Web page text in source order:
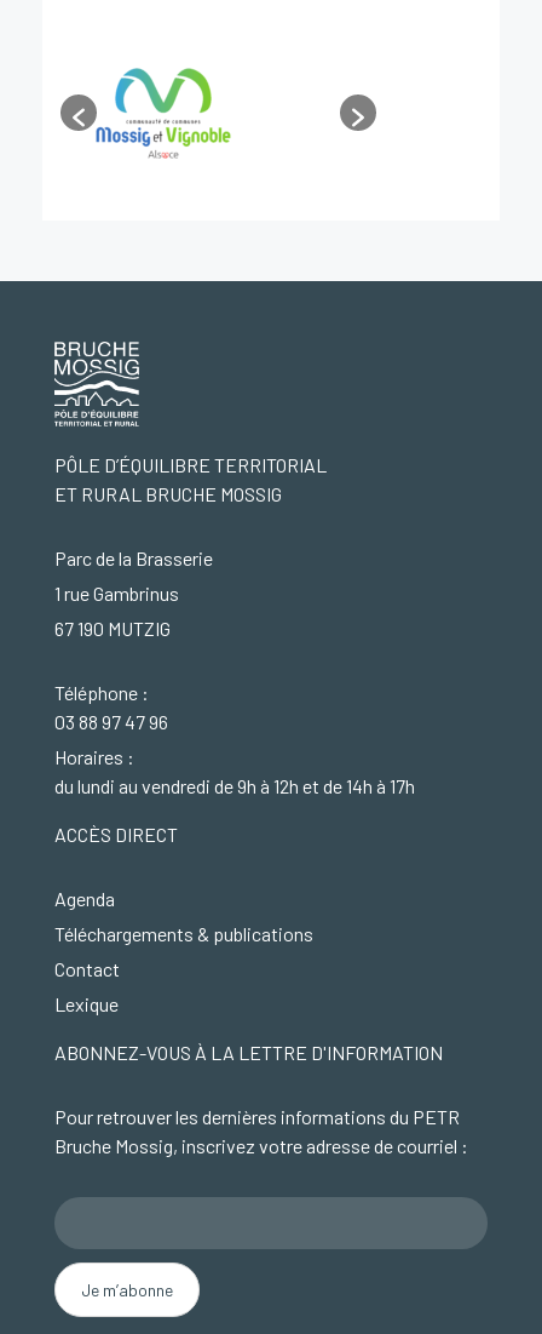
PÔLE D’ÉQUILIBRE TERRITORIAL
ET RURAL BRUCHE MOSSIG
Parc de la Brasserie
1 rue Gambrinus
67 190 MUTZIG
Téléphone :
03 88 97 47 96
Horaires :
du lundi au vendredi de 9h à 12h et de 14h à 17h
ACCÈS DIRECT
Agenda
Téléchargements & publications
Contact
Lexique
ABONNEZ-VOUS À LA LETTRE D'INFORMATION
Pour retrouver les dernières informations du PETR
Bruche Mossig, inscrivez votre adresse de courriel :